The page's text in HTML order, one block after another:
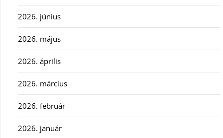
2026. június
2026. május
2026. április
2026. március
2026. február
2026. január